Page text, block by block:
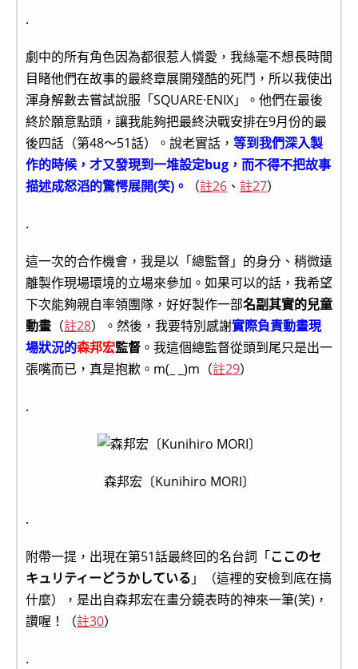
.
劇中的所有角色因為都很惹人憐愛，我絲毫不想長時間
目睹他們在故事的最終章展開殘酷的死鬥，所以我使出
渾身解數去嘗試說服「SQUARE·ENIX」。他們在最後
終於願意點頭，讓我能夠把最終決戰安排在9月份的最
後四話（第48～51話）。說老實話， 等到我們深入製
作的時候，才又發現到一堆設定bug，而不得不把故事
描述成怒滔的驚愕展開(笑)。
（註26 、 註27）
.
這一次的合作機會，我是以「總監督」的身分、稍微遠
離製作現場環境的立場來參加。如果可以的話，我希望
下次能夠親自率領團隊，好好製作一部名副其實的兒童
動畫 （註28）。然後，我要特別感謝實際負責動畫現
場狀況的森邦宏監督 。我這個總監督從頭到尾只是出一
張嘴而已，真是抱歉。m(_ _)m（註29）
.
森邦宏〔Kunihiro MORI〕
.
附帶一提，出現在第51話最終回的名台詞「ここのセ
キュリティーどうかしている 」（這裡的安檢到底在搞
什麼），是出自森邦宏在畫分鏡表時的神來一筆(笑)，
讚喔！（註30）
.